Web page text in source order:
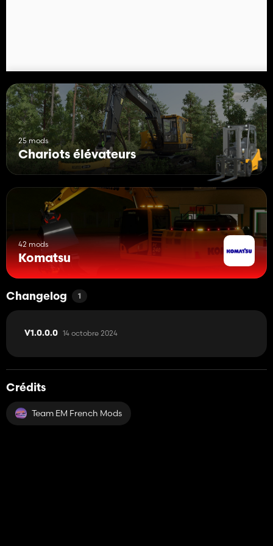
25 mods
Chariots élévateurs
42 mods
Komatsu
Changelog 1
V1.0.0.0 14 octobre 2024
Crédits
Team EM French Mods